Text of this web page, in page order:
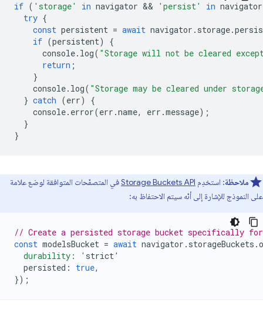
if ( 'storage' in navigator && 'persist' in navigator
try {
const persistent = await navigator . storage.
if (persistent)
{
console. log( "Storage will not be cleared
return ;
}
console. log( "Storage may be cleared under
} catch (err)
{
console. error(err .name, err .message);
}
}
ملاحظة: استخدِم Storage Buckets APIفي المتصفّحات المتوافقة لوضع علامة
على النموذج للإشارة إلى أنّه سيتم الاحتفاظ به:
// Create a persisted storage bucket specifically for
const modelsBucket = await navigator . storageBuckets .
  durability: '
strict'
persisted : true,
});